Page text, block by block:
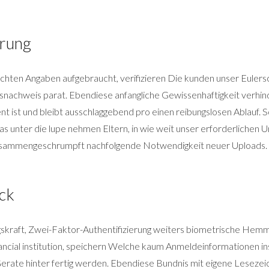
Angaben aufgebraucht, verifizieren Die kunden unser
parat. Ebendiese anfangliche Gewissenhaftigkeit
und bleibt ausschlaggebend pro einen reibungslosen Ablauf.
unter die lupe nehmen Eltern, in wie weit unser erforderlichen
nachfolgende Notwendigkeit neuer Uploads.
Zwei-Faktor-Authentifizierung weiters biometrische
institution, speichern Welche kaum Anmeldeinformationen
hinter fertig werden. Ebendiese Bundnis mit eigene